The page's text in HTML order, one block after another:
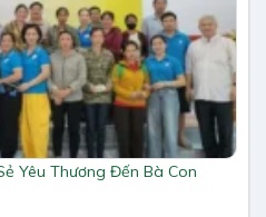
Yêu Thương Đến Bà Con